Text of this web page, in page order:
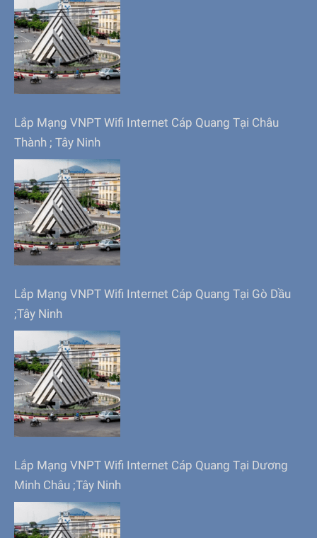
Lắp Mạng VNPT Wifi Internet Cáp Quang Tại Châu
Thành ; Tây Ninh
Lắp Mạng VNPT Wifi Internet Cáp Quang Tại Gò Dầu
;Tây Ninh
Lắp Mạng VNPT Wifi Internet Cáp Quang Tại Dương
Minh Châu ;Tây Ninh